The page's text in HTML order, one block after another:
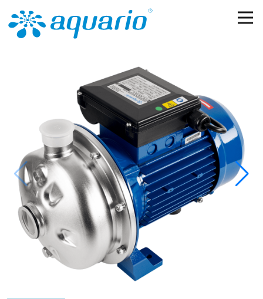
Перейти к основному содержанию